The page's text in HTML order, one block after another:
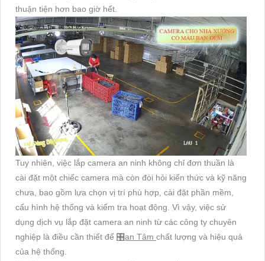
thuận tiện hơn bao giờ hết.
Tuy nhiên, việc lắp camera an ninh không chỉ đơn thuần là
cài đặt một chiếc camera mà còn đòi hỏi kiến thức và kỹ năng
chưa, bao gồm lựa chọn vị trí phù hợp, cài đặt phần mềm,
cấu hình hệ thống và kiểm tra hoạt động. Vì vậy, việc sử
dụng dịch vụ lắp đặt camera an ninh từ các công ty chuyên
nghiệp là điều cần thiết để 🎛an Tâm chất lượng và hiệu quả
của hệ thống.